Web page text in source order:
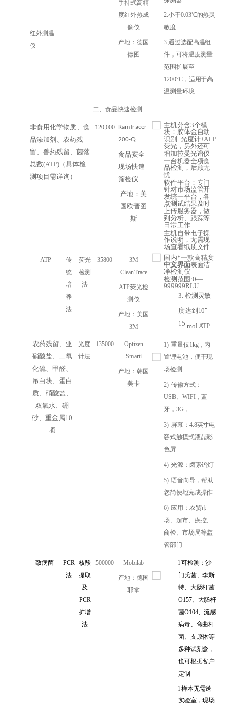
红外测温
仪
手持式高精
度红外热成
像仪
产地：德国
德图
2.小于0.03℃的热灵
敏度
3.通过选配高温组
件，可将温度测量
范围扩展至
1200°C，适用于高
温测量环境
二、食品快速检测
非食用化学物质、食
品添加剂、农药残
留、兽药残留、菌落
总数(ATP)（具体检
测项目需详询）
120,000 RamTracer-
200-Q
食品安全
现场快速
筛检仪
产地：美
国欧普图
斯
主机分含3个模
块：胶体金自动
识别+光度计+ATP
荧光，另外还可
增加拉曼光谱仪
一台机器全项食
品检测，后顾无
忧
软件平台：专门
针对市场监管开
发统一平台，各
点测试结果及时
上传服务器，做
到分析、跟踪等
日常工作
主机自带电子操
作说明，无需现
场查看纸质文件
ATP 传
统
培
养
法
荧光
检测
法
35800 3M
CleanTrace
ATP荧光检
测仪
产地：美国
3M
国内*一款高精度
中文界面表面洁
净检测仪
检测范围:0—
999999RLU
3. 检测灵敏
度达到10-
15 mol ATP
农药残留、亚
硝酸盐、二氧
化硫、甲醛、
吊白块、蛋白
质、硝酸盐、
双氧水、硼
砂、重金属10
项
光度
计法
135000
Optizen
Smarti
产地：韩国
美卡
1) 重量仅1kg，内
置锂电池，便于现
场检测
2) 传输方式：
USB、WIFI，蓝
牙，3G，
3) 屏幕：4.8英寸电
容式触摸式液晶彩
色屏
4) 光源：卤素钨灯
5) 语音向导，帮助
您简便地完成操作
6) 应用：农贸市
场、超市、疾控、
商检、市场局等监
管部门
致病菌
PCR
法
核酸
提取
及
PCR
扩增
法
500000 Mobilab
产地：德国
耶拿
l 可检测：沙
门氏菌、李斯
特、大肠杆菌
O157、大肠杆
菌O104、流感
病毒、弯曲杆
菌、支原体等
多种试剂盒，
也可根据客户
定制
l 样本无需送
实验室，现场